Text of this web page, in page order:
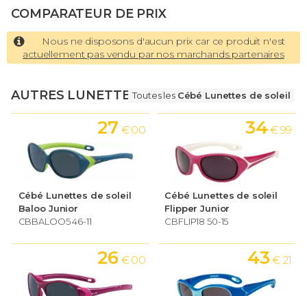
COMPARATEUR DE PRIX
Nous ne disposons d'aucun prix car ce produit n'est
actuellement pas vendu par nos marchands partenaires
AUTRES LUNETTESToutes les Cébé Lunettes de soleil
Cébé Lunettes de soleil
Baloo Junior
CBBALOO5 46-11
27 € 00
Cébé Lunettes de soleil
Flipper Junior
CBFLIP18 50-15
34 € 99
26 € 00 43 € 21